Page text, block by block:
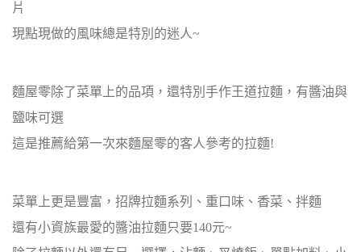
片
現點現做的風味總是特別的迷人~
麵屋零除了菜單上的品項，還特別手作王道拉麵，有醬油與
鹽味可選
這是推薦給第一次來麵屋零的客人參考的拉麵!
菜單上更是豐富，招牌拉麵系列、重口味、香菜、拌麵
還有小資族最愛的醬油拉麵只要140元~